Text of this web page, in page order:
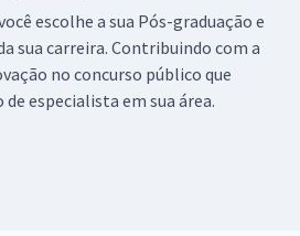
escolhe a sua Pós-graduação e
sua carreira. Contribuindo com a
no concurso público que
especialista em sua área.